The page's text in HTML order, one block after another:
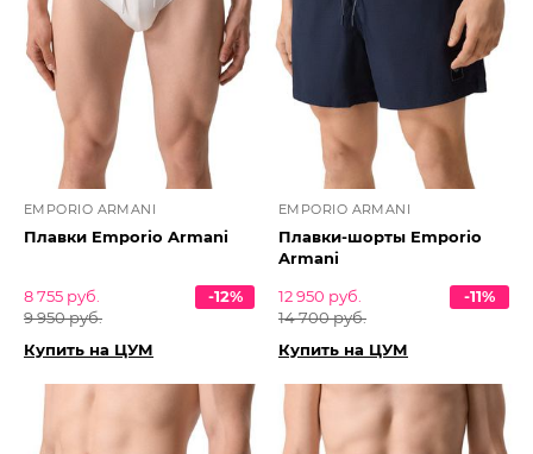
EMPORIO ARMANI
Плавки Emporio Armani
8 755 руб.
9 950 руб.
-12%
Купить на ЦУМ
EMPORIO ARMANI
Плавки-шорты Emporio
Armani
12 950 руб.
14 700 руб.
-11%
Купить на ЦУМ